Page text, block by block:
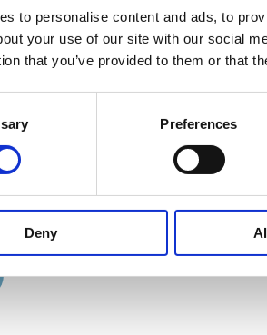
to personalise content and ads, to
your use of our site with our social
that you’ve provided to them or that
Preferences
Deny
Repubblica.
Per
sempre
sociale.
collettività
dialogo e